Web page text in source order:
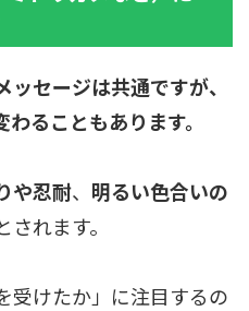
セージは共通ですが、
ることもあります。
や忍耐、 明るい色合いの
れます。
受けたか」に注目するの